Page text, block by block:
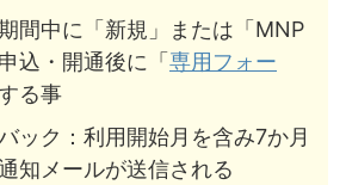
間中に「新規」または「MNP
込・開通後に「専用フォー
る事
ック：利用開始月を含み7か月
知メールが送信される